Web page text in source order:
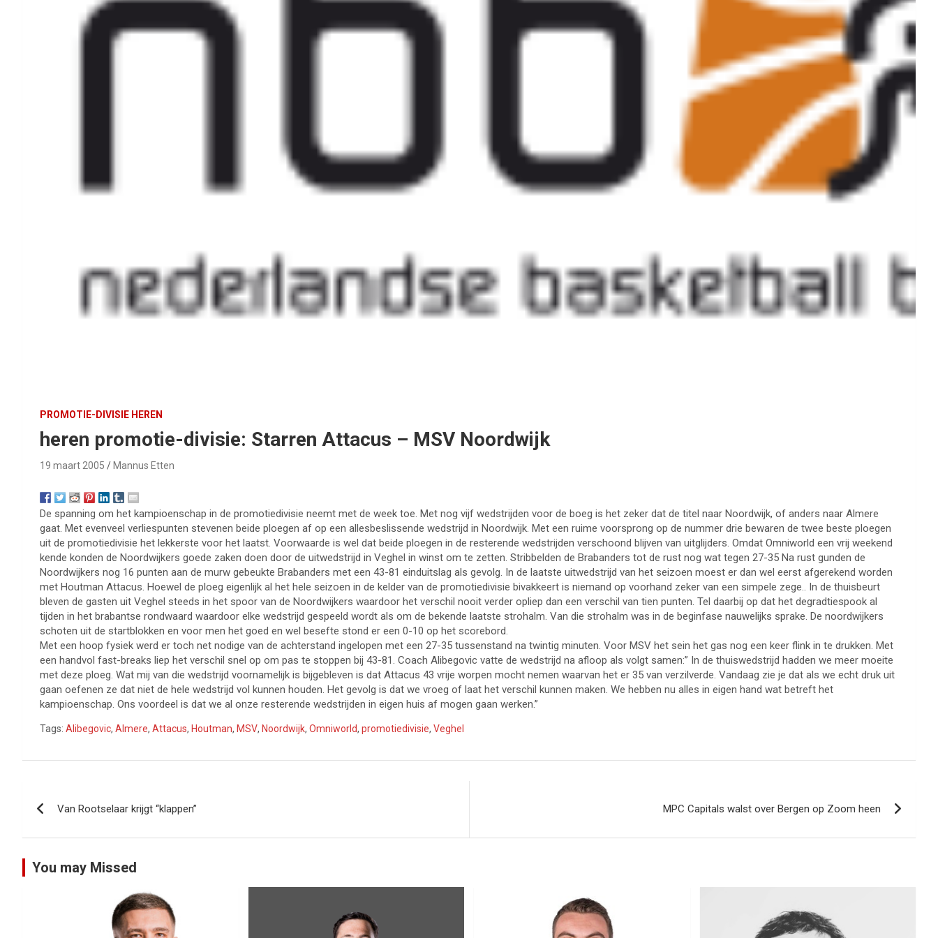
PROMOTIE-DIVISIE HEREN
heren promotie-divisie: Starren Attacus – MSV Noordwijk
19 maart 2005 Mannus Etten
De spanning om het kampioenschap in de promotiedivisie neemt met de week toe. Met nog vijf wedstrijden voor de boeg is het zeker dat de titel naar Noordwijk, of anders naar Almere
gaat. Met evenveel verliespunten stevenen beide ploegen af op een allesbeslissende wedstrijd in Noordwijk. Met een ruime voorsprong op de nummer drie bewaren de twee beste ploegen
uit de promotiedivisie het lekkerste voor het laatst. Voorwaarde is wel dat beide ploegen in de resterende wedstrijden verschoond blijven van uitglijders. Omdat Omniworld een vrij weekend
kende konden de Noordwijkers goede zaken doen door de uitwedstrijd in Veghel in winst om te zetten. Stribbelden de Brabanders tot de rust nog wat tegen 27-35 Na rust gunden de
Noordwijkers nog 16 punten aan de murw gebeukte Brabanders met een 43-81 einduitslag als gevolg. In de laatste uitwedstrijd van het seizoen moest er dan wel eerst afgerekend worden
met Houtman Attacus. Hoewel de ploeg eigenlijk al het hele seizoen in de kelder van de promotiedivisie bivakkeert is niemand op voorhand zeker van een simpele zege.. In de thuisbeurt
bleven de gasten uit Veghel steeds in het spoor van de Noordwijkers waardoor het verschil nooit verder opliep dan een verschil van tien punten. Tel daarbij op dat het degradtiespook al
tijden in het brabantse rondwaard waardoor elke wedstrijd gespeeld wordt als om de bekende laatste strohalm. Van die strohalm was in de beginfase nauwelijks sprake. De noordwijkers
schoten uit de startblokken en voor men het goed en wel besefte stond er een 0-10 op het scorebord.
Met een hoop fysiek werd er toch net nodige van de achterstand ingelopen met een 27-35 tussenstand na twintig minuten. Voor MSV het sein het gas nog een keer flink in te drukken. Met
een handvol fast-breaks liep het verschil snel op om pas te stoppen bij 43-81. Coach Alibegovic vatte de wedstrijd na afloop als volgt samen:” In de thuiswedstrijd hadden we meer moeite
met deze ploeg. Wat mij van die wedstrijd voornamelijk is bijgebleven is dat Attacus 43 vrije worpen mocht nemen waarvan het er 35 van verzilverde. Vandaag zie je dat als we echt druk uit
gaan oefenen ze dat niet de hele wedstrijd vol kunnen houden. Het gevolg is dat we vroeg of laat het verschil kunnen maken. We hebben nu alles in eigen hand wat betreft het
kampioenschap. Ons voordeel is dat we al onze resterende wedstrijden in eigen huis af mogen gaan werken.”
Tags: Alibegovic, Almere, Attacus, Houtman, MSV, Noordwijk, Omniworld, promotiedivisie, Veghel
navigatie
Van Rootselaar krijgt “klappen” MPC Capitals walst over Bergen op Zoom heen
You may Missed